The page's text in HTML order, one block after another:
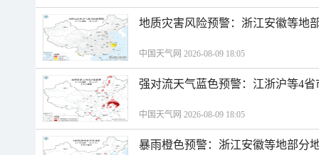
地质灾害风险预警：浙江安徽等地
中国天气网 2026-08-09 18:05
强对流天气蓝色预警：江浙沪等4
中国天气网 2026-08-09 18:05
暴雨橙色预警：浙江安徽等地部分